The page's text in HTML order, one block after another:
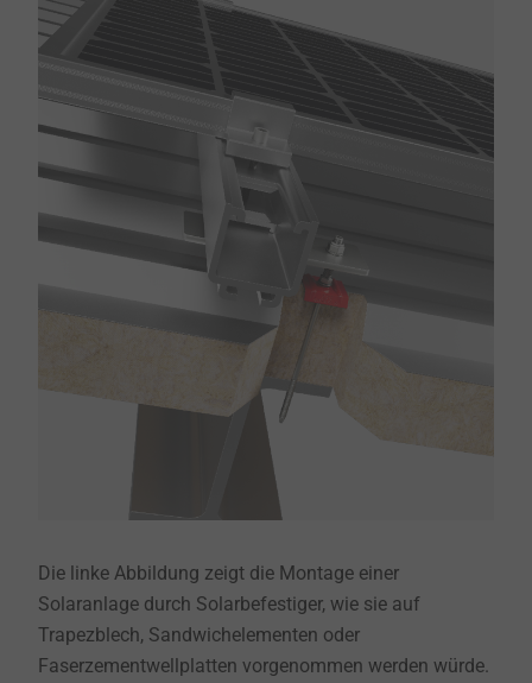
Die linke Abbildung zeigt die Montage einer
Solaranlage durch Solarbefestiger, wie sie auf
Trapezblech, Sandwichelementen oder
Faserzementwellplatten vorgenommen werden würde.